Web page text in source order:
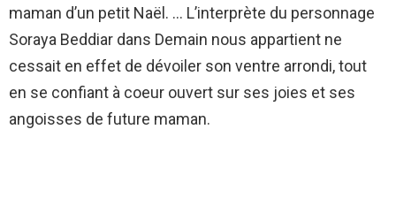
maman d’un petit Naël. … L’interprète du personnage
Soraya Beddiar dans Demain nous appartient ne
cessait en effet de dévoiler son ventre arrondi, tout
en se confiant à coeur ouvert sur ses joies et ses
angoisses de future maman.